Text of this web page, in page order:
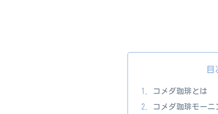
目
コメダ珈琲とは
コメダ珈琲モーニ